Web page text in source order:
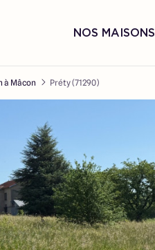
NOS MAISONS
à Mâcon Préty (71290)